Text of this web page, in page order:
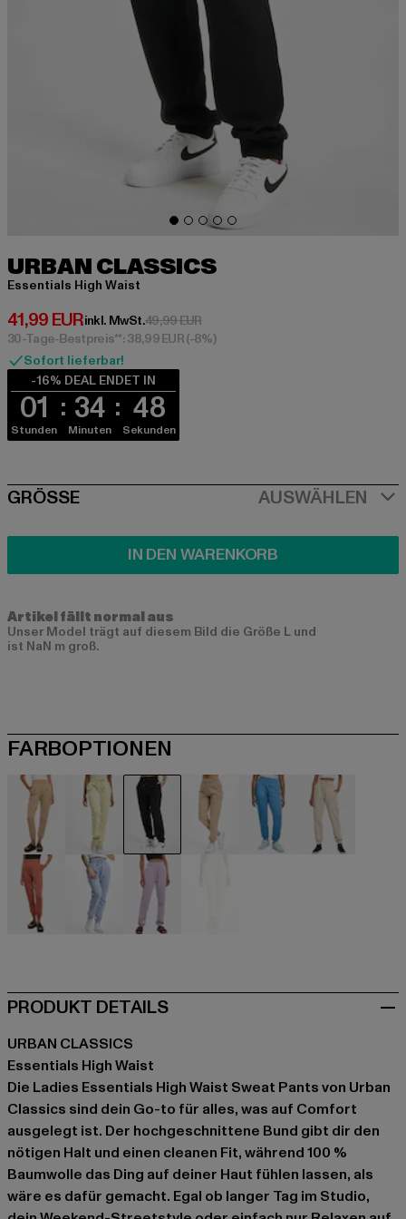
URBAN CLASSICS
Essentials High Waist
41,99 EUR
Derzeitiger Preis: 41,99 EUR
inkl. MwSt.49,99 EURAktionspreis: 49,99 EUR
30-Tage-Bestpreis**: 38,99 EUR(-8%)
Sofort lieferbar!
-16% DEAL ENDET IN
01
Stunden
34
Minuten
48
Sekunden
SIZE
GRÖSSE AUSWÄHLEN
IN DEN WARENKORB
Artikel fällt normal aus
Unser Model trägt auf diesem Bild die Größe L und
ist NaN m groß.
FARBOPTIONEN
beige beige schwarz
PRODUKT DETAILS
URBAN CLASSICS
Essentials High Waist
Die Ladies Essentials High Waist Sweat Pants von Urban
Classics sind dein Go-to für alles, was auf Comfort
ausgelegt ist. Der hochgeschnittene Bund gibt dir den
nötigen Halt und einen cleanen Fit, während 100 %
Baumwolle das Ding auf deiner Haut fühlen lassen, als
wäre es dafür gemacht. Egal ob langer Tag im Studio,